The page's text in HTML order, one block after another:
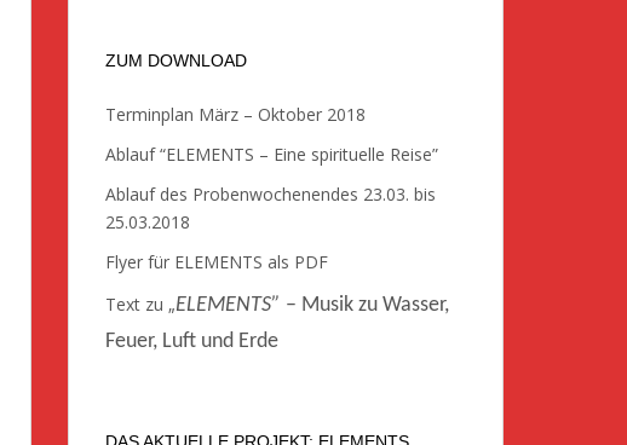
ZUM DOWNLOAD
Terminplan März – Oktober 2018
Ablauf “ELEMENTS – Eine spirituelle Reise”
Ablauf des Probenwochenendes 23.03. bis
25.03.2018
Flyer für ELEMENTS als PDF
Text zu „ELEMENTS” – Musik zu Wasser,
Feuer, Luft und Erde